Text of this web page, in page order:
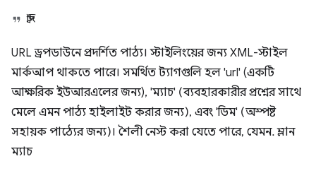
স্ট্রিং
URL ড্রপডাউনে প্রদর্শিত পাঠ্য। স্টাইলিংয়ের জন্য XML-স্টাইল
মার্কআপ থাকতে পারে। সমর্থিত ট্যাগগুলি হল 'url' (একটি
আক্ষরিক ইউআরএলের জন্য), 'ম্যাচ' (ব্যবহারকারীর প্রশ্নের সাথে
মেলে এমন পাঠ্য হাইলাইট করার জন্য), এবং 'ডিম' (অস্পষ্ট
সহায়ক পাঠ্যের জন্য)। শৈলী নেস্ট করা যেতে পারে, যেমন. ম্লান
ম্যাচ